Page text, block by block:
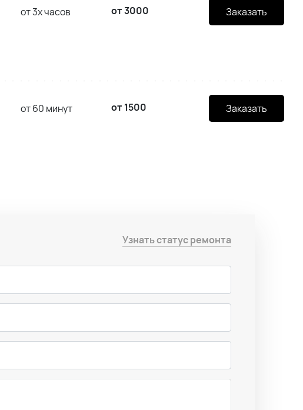
от 3х часов от 3000 Заказать
от 60 минут от 1500 Заказать
Узнать статус ремонта